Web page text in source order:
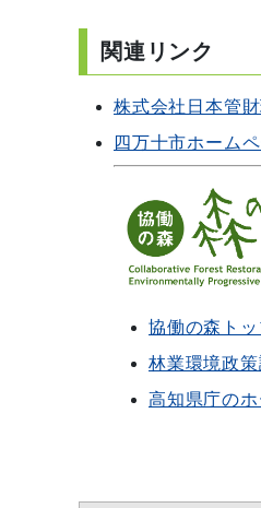
関連リンク
株式会社日本管
四万十市ホーム
協働の森ト
林業環境政
高知県庁の